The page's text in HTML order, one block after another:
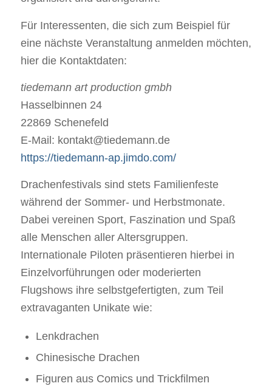
Für Interessenten, die sich zum Beispiel für
eine nächste Veranstaltung anmelden möchten,
hier die Kontaktdaten:
tiedemann art production gmbh
Hasselbinnen 24
22869 Schenefeld
E-Mail: kontakt@tiedemann.de
https://tiedemann-ap.jimdo.com/
Drachenfestivals sind stets Familienfeste
während der Sommer- und Herbstmonate.
Dabei vereinen Sport, Faszination und Spaß
alle Menschen aller Altersgruppen.
Internationale Piloten präsentieren hierbei in
Einzelvorführungen oder moderierten
Flugshows ihre selbstgefertigten, zum Teil
extravaganten Unikate wie:
Lenkdrachen
Chinesische Drachen
Figuren aus Comics und Trickfilmen